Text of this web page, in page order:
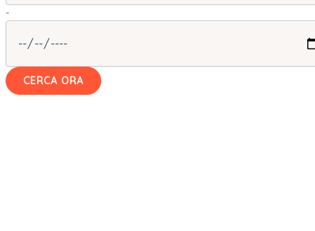
-
CERCA ORA